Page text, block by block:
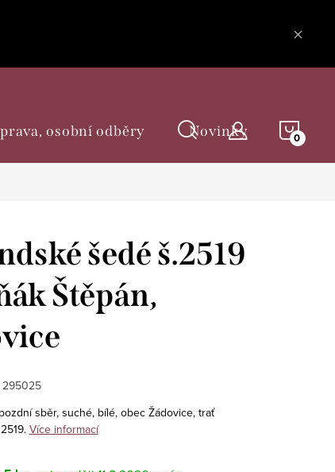
osobní odběry Novinky
šedé š.2519
Štěpán,
295025
sběr, suché, bílé, obec Žádovice, trať
Více informací